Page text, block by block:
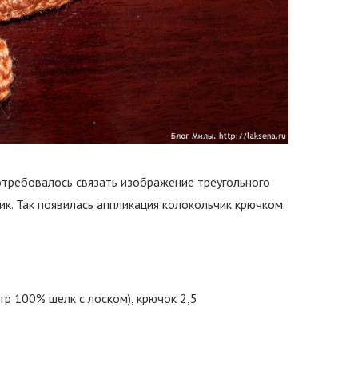
связать изображение треугольного
Так появилась аппликация колокольчик крючком.
100% шелк с лоском), крючок 2,5